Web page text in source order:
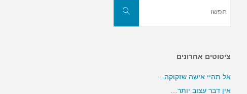
חפשו
ציטוטים אחרונים
אל תהיי אישה שזקוקה…
אין דבר עצוב יותר…